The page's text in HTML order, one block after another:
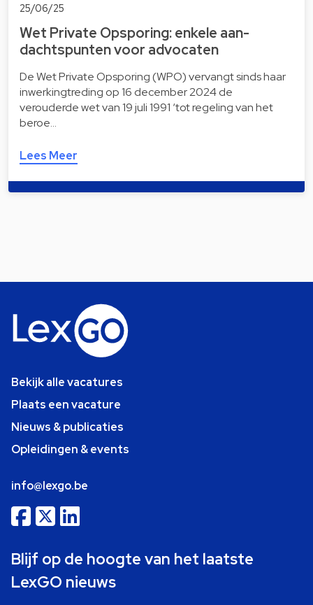
25/06/25
Wet Private Opsporing: enkele aan­
dachts­pun­ten voor advocaten
De Wet Private Opsporing (WPO) vervangt sinds haar
inwerkingtreding op 16 december 2024 de
verouderde wet van 19 juli 1991 ‘tot regeling van het
beroe…
Lees Meer
Bekijk alle vacatures
Plaats een vacature
Nieuws & publicaties
Opleidingen & events
info@lexgo.be
Blijf op de hoogte van het laatste
LexGO nieuws